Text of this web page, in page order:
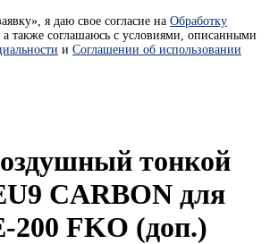
я даю свое согласие на Обработку
а также соглашаюсь с условиями, описанными
и Соглашении об использовании
тонкой
CARBON для
200 FKO (доп.)